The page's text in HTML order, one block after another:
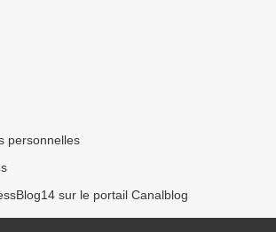
personnelles
sur le portail Canalblog